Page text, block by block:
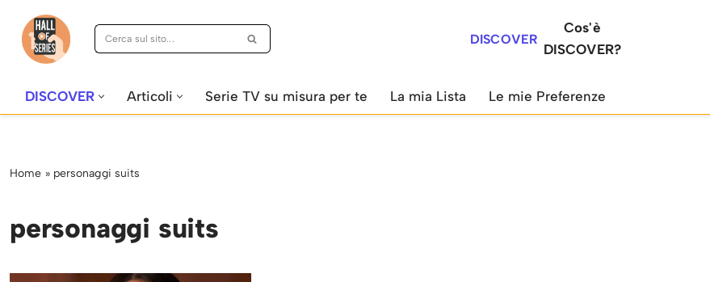
Vai
DISCOVER
Cos'è
DISCOVER?
DISCOVER Articoli Serie TV su misura per te La mia Lista Le mie Preferenze
Home » personaggi suits
personaggi suits